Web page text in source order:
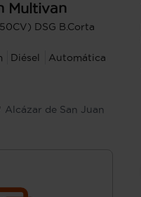
Multivan
DSG B.Corta
Diésel Automática
Alcázar de San Juan